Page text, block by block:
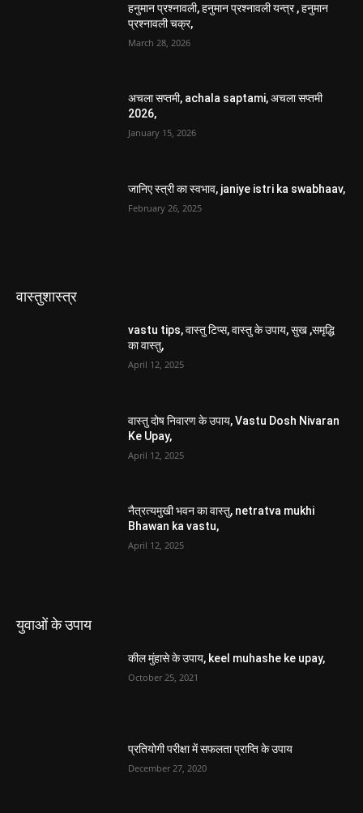
हनुमान प्रश्नावली, हनुमान प्रश्नावली यन्त्र , हनुमान
प्रश्नावली चक्र,
March 28, 2026
अचला सप्तमी, achala saptami, अचला सप्तमी
2026,
January 15, 2026
जानिए स्त्री का स्वभाव, janiye istri ka swabhaav,
February 26, 2025
वास्तुशास्त्र
vastu tips, वास्तु टिप्स, वास्तु के उपाय, सुख ,समृद्धि
का वास्तु,
April 12, 2025
वास्तु दोष निवारण के उपाय, Vastu Dosh Nivaran
Ke Upay,
April 12, 2025
नैत्रत्यमुखी भवन का वास्तु, netratva mukhi
Bhawan ka vastu,
April 12, 2025
युवाओं के उपाय
कील मुंहासे के उपाय, keel muhashe ke upay,
October 25, 2021
प्रतियोगी परीक्षा में सफलता प्राप्ति के उपाय
December 27, 2020